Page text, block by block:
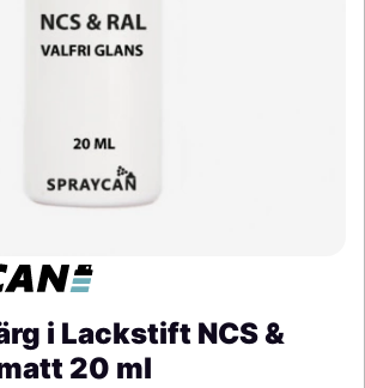
i Lackstift NCS &
20 ml